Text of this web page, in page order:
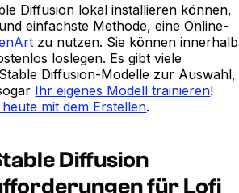
Diffusion lokal installieren können,
einfachste Methode, eine Online-
zu nutzen. Sie können innerhalb
loslegen. Es gibt viele
Diffusion-Modelle zur Auswahl,
Ihr eigenes Modell trainieren!
mit dem Erstellen.
Diffusion
für Lofi